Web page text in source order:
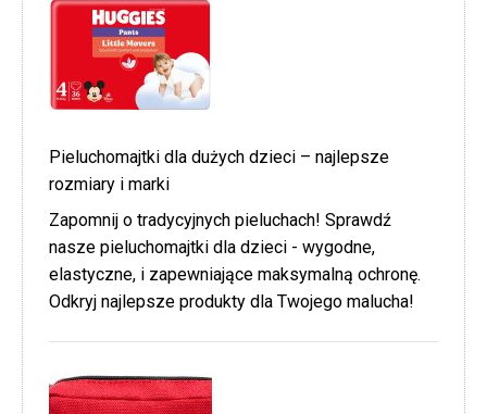
Pieluchomajtki dla dużych dzieci – najlepsze
rozmiary i marki
Zapomnij o tradycyjnych pieluchach! Sprawdź
nasze pieluchomajtki dla dzieci - wygodne,
elastyczne, i zapewniające maksymalną ochronę.
Odkryj najlepsze produkty dla Twojego malucha!